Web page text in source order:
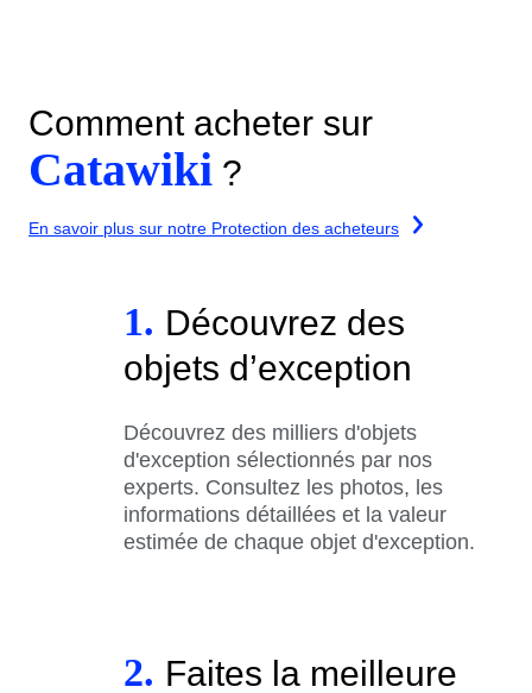
Comment acheter sur
Catawiki ?
En savoir plus sur notre Protection des acheteurs
1. Découvrez des
objets d’exception
Découvrez des milliers d'objets
d'exception sélectionnés par nos
experts. Consultez les photos, les
informations détaillées et la valeur
estimée de chaque objet d'exception.
2. Faites la meilleure